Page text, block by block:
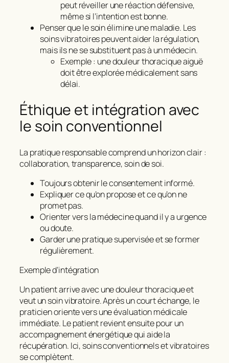
peut réveiller une réaction défensive,
même si l’intention est bonne.
Penser que le soin élimine une maladie. Les
soins vibratoires peuvent aider la régulation,
mais ils ne se substituent pas à un médecin.
Exemple : une douleur thoracique aiguë
doit être explorée médicalement sans
délai.
Éthique et intégration avec
le soin conventionnel
La pratique responsable comprend un horizon clair :
collaboration, transparence, soin de soi.
Toujours obtenir le consentement informé.
Expliquer ce qu’on propose et ce qu’on ne
promet pas.
Orienter vers la médecine quand il y a urgence
ou doute.
Garder une pratique supervisée et se former
régulièrement.
Exemple d’intégration
Un patient arrive avec une douleur thoracique et
veut un soin vibratoire. Après un court échange, le
praticien oriente vers une évaluation médicale
immédiate. Le patient revient ensuite pour un
accompagnement énergétique qui aide la
récupération. Ici, soins conventionnels et vibratoires
se complètent.